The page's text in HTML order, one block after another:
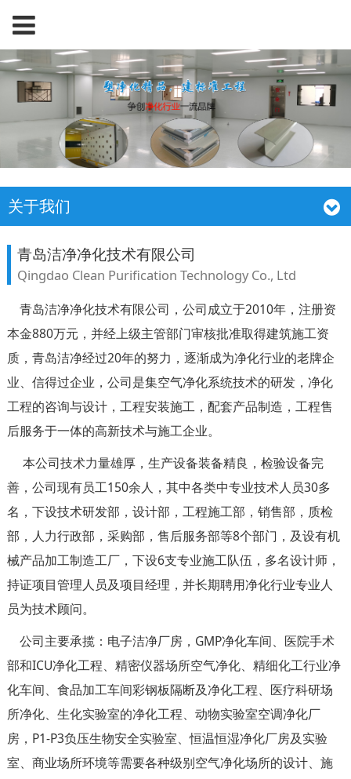
关于我们
青岛洁净净化技术有限公司
Qingdao Clean Purification Technology Co., Ltd
青岛洁净净化技术有限公司，公司成立于2010年，注册资
本金880万元，并经上级主管部门审核批准取得建筑施工资
质，青岛洁净经过20年的努力，逐渐成为净化行业的老牌企
业、信得过企业，公司是集空气净化系统技术的研发，净化
工程的咨询与设计，工程安装施工，配套产品制造，工程售
后服务于一体的高新技术与施工企业。
本公司技术力量雄厚，生产设备装备精良，检验设备完
善，公司现有员工150余人，其中各类中专业技术人员30多
名，下设技术研发部，设计部，工程施工部，销售部，质检
部，人力行政部，采购部，售后服务部等8个部门，及设有机
械产品加工制造工厂，下设6支专业施工队伍，多名设计师，
持证项目管理人员及项目经理，并长期聘用净化行业专业人
员为技术顾问。
公司主要承揽：电子洁净厂房，GMP净化车间、医院手术
部和ICU净化工程、精密仪器场所空气净化、精细化工行业净
化车间、食品加工车间彩钢板隔断及净化工程、医疗科研场
所净化、生化实验室的净化工程、动物实验室空调净化厂
房，P1-P3负压生物安全实验室、恒温恒湿净化厂房及实验
室、商业场所环境等需要各种级别空气净化场所的设计、施